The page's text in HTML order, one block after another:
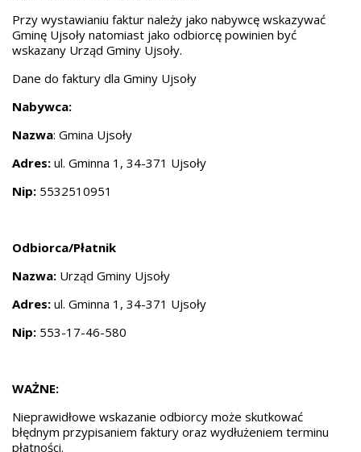
Przy wystawianiu faktur należy jako nabywcę wskazywać
Gminę Ujsoły natomiast jako odbiorcę powinien być
wskazany Urząd Gminy Ujsoły.
Dane do faktury dla Gminy Ujsoły
Nabywca:
Nazwa: Gmina Ujsoły
Adres: ul. Gminna 1, 34-371 Ujsoły
Nip: 5532510951
Odbiorca/Płatnik
Nazwa: Urząd Gminy Ujsoły
Adres: ul. Gminna 1, 34-371 Ujsoły
Nip: 553-17-46-580
WAŻNE:
Nieprawidłowe wskazanie odbiorcy może skutkować
błędnym przypisaniem faktury oraz wydłużeniem terminu
płatności.